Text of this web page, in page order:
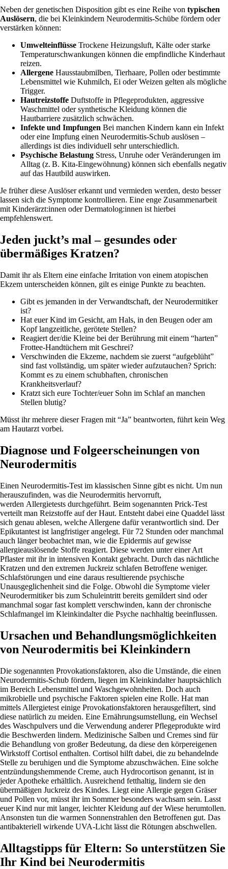
Neben der genetischen Disposition gibt es eine Reihe von typischen
Auslösern, die bei Kleinkindern Neurodermitis-Schübe fördern oder
verstärken können:
Umwelteinflüsse Trockene Heizungsluft, Kälte oder starke
Temperaturschwankungen können die empfindliche Kinderhaut
reizen.
Allergene Hausstaubmilben, Tierhaare, Pollen oder bestimmte
Lebensmittel wie Kuhmilch, Ei oder Weizen gelten als mögliche
Trigger.
Hautreizstoffe Duftstoffe in Pflegeprodukten, aggressive
Waschmittel oder synthetische Kleidung können die
Hautbarriere zusätzlich schwächen.
Infekte und Impfungen Bei manchen Kindern kann ein Infekt
oder eine Impfung einen Neurodermitis-Schub auslösen –
allerdings ist dies individuell sehr unterschiedlich.
Psychische Belastung Stress, Unruhe oder Veränderungen im
Alltag (z. B. Kita-Eingewöhnung) können sich ebenfalls negativ
auf das Hautbild auswirken.
Je früher diese Auslöser erkannt und vermieden werden, desto besser
lassen sich die Symptome kontrollieren. Eine enge Zusammenarbeit
mit Kinderärzt:innen oder Dermatolog:innen ist hierbei
empfehlenswert.
Jeden juckt’s mal – gesundes oder
übermäßiges Kratzen?
Damit ihr als Eltern eine einfache Irritation von einem atopischen
Ekzem unterscheiden können, gilt es einige Punkte zu beachten.
Gibt es jemanden in der Verwandtschaft, der Neurodermitiker
ist?
Hat euer Kind im Gesicht, am Hals, in den Beugen oder am
Kopf langzeitliche, gerötete Stellen?
Reagiert der/die Kleine bei der Berührung mit einem “harten”
Frottee-Handtüchern mit Geschrei?
Verschwinden die Ekzeme, nachdem sie zuerst “aufgeblüht”
sind fast vollständig, um später wieder aufzutauchen? Sprich:
Kommt es zu einem schubhaften, chronischen
Krankheitsverlauf?
Kratzt sich eure Tochter/euer Sohn im Schlaf an manchen
Stellen blutig?
Müsst ihr mehrere dieser Fragen mit “Ja” beantworten, führt kein Weg
am Hautarzt vorbei.
Diagnose und Folgeerscheinungen von
Neurodermitis
Einen Neurodermitis-Test im klassischen Sinne gibt es nicht. Um nun
herauszufinden, was die Neurodermitis hervorruft,
werden Allergietests durchgeführt. Beim sogenannten Prick-Test
verteilt man Reizstoffe auf der Haut. Entsteht dabei eine Quaddel lässt
sich genau ablesen, welche Allergene dafür verantwortlich sind. Der
Epikutantest ist langfristiger angelegt. Für 72 Stunden oder manchmal
auch länger beobachtet man, wie die Epidermis auf gewisse
allergieauslösende Stoffe reagiert. Diese werden unter einer Art
Pflaster mit ihr in intensiven Kontakt gebracht. Durch das nächtliche
Kratzen und den extremen Juckreiz schlafen Betroffene weniger.
Schlafstörungen und eine daraus resultierende psychische
Unausgeglichenheit sind die Folge. Obwohl die Symptome vieler
Neurodermitiker bis zum Schuleintritt bereits gemildert sind oder
manchmal sogar fast komplett verschwinden, kann der chronische
Schlafmangel im Kleinkindalter die Psyche nachhaltig beeinflussen.
Ursachen und Behandlungsmöglichkeiten
von Neurodermitis bei Kleinkindern
Die sogenannten Provokationsfaktoren, also die Umstände, die einen
Neurodermitis-Schub fördern, liegen im Kleinkindalter hauptsächlich
im Bereich Lebensmittel und Waschgewohnheiten. Doch auch
mikrobielle und psychische Faktoren spielen eine Rolle. Hat man
mittels Allergietest einige Provokationsfaktoren herausgefiltert, sind
diese natürlich zu meiden. Eine Ernährungsumstellung, ein Wechsel
des Waschpulvers und die Verwendung anderer Pflegeprodukte wird
die Beschwerden lindern. Medizinische Salben und Cremes sind für
die Behandlung von großer Bedeutung, da diese den körpereigenen
Wirkstoff Cortisol enthalten. Cortisol hilft dabei, die zu behandelnde
Stelle zu beruhigen und die Symptome abzuschwächen. Eine solche
entzündungshemmende Creme, auch Hydrocortison genannt, ist in
jeder Apotheke erhältlich. Ausreichend fetthaltig, lindern sie den
übermäßigen Juckreiz des Kindes. Liegt eine Allergie gegen Gräser
und Pollen vor, müsst ihr im Sommer besonders wachsam sein. Lasst
euer Kind nur mit langer, leichter Kleidung auf der Wiese herumtollen.
Ansonsten tun die warmen Sonnenstrahlen den Betroffenen gut. Das
antibakteriell wirkende UVA-Licht lässt die Rötungen abschwellen.
Alltagstipps für Eltern: So unterstützen Sie
Ihr Kind bei Neurodermitis